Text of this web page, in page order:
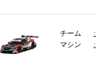
チーム
マシン